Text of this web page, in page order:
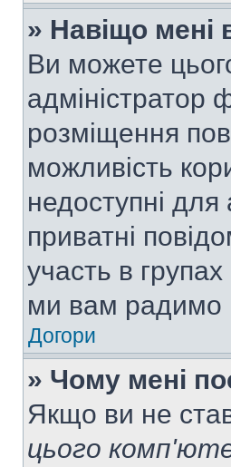
» Навіщо мені
Ви можете
адміністратор
розміщення
можливість
недоступні для
приватні
участь в
ми вам радимо
Догори
» Чому мені
Якщо ви не
цього